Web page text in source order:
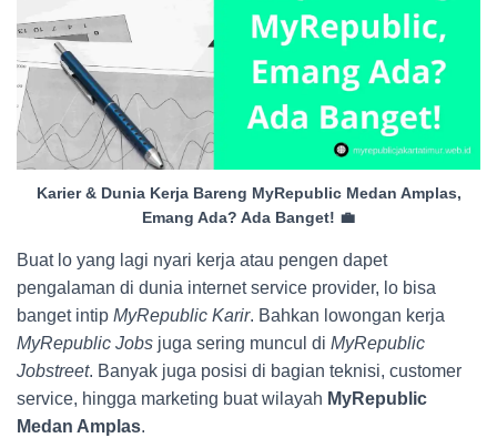
Karier & Dunia Kerja Bareng MyRepublic Medan Amplas,
Emang Ada? Ada Banget! 💼
Buat lo yang lagi nyari kerja atau pengen dapet
pengalaman di dunia internet service provider, lo bisa
banget intip MyRepublic Karir. Bahkan lowongan kerja
MyRepublic Jobs juga sering muncul di MyRepublic
Jobstreet. Banyak juga posisi di bagian teknisi, customer
service, hingga marketing buat wilayah MyRepublic
Medan Amplas.